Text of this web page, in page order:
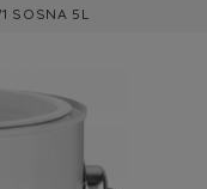
SOSNA 5L